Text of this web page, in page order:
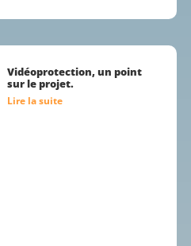
Vidéoprotection, un point
sur le projet.
Lire la suite